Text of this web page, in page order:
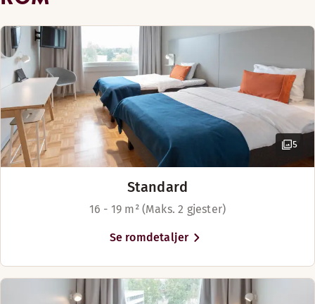
5
Standard
16 - 19 m² (Maks. 2 gjester)
Se romdetaljer
Kafé
Golfbane (0-30 km)
Parkering for funksjonshemmede